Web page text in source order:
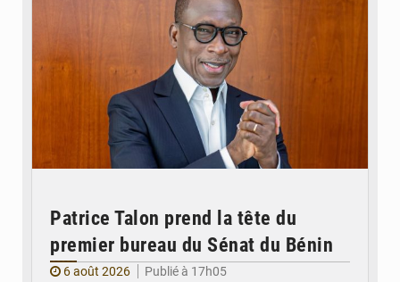
Patrice Talon prend la tête du
premier bureau du Sénat du Bénin
6 août 2026
Publié à 17h05